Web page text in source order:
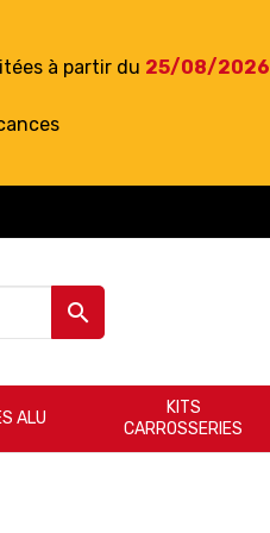
à partir du 25/08/2026

ALU
KITS
CARROSSERIES